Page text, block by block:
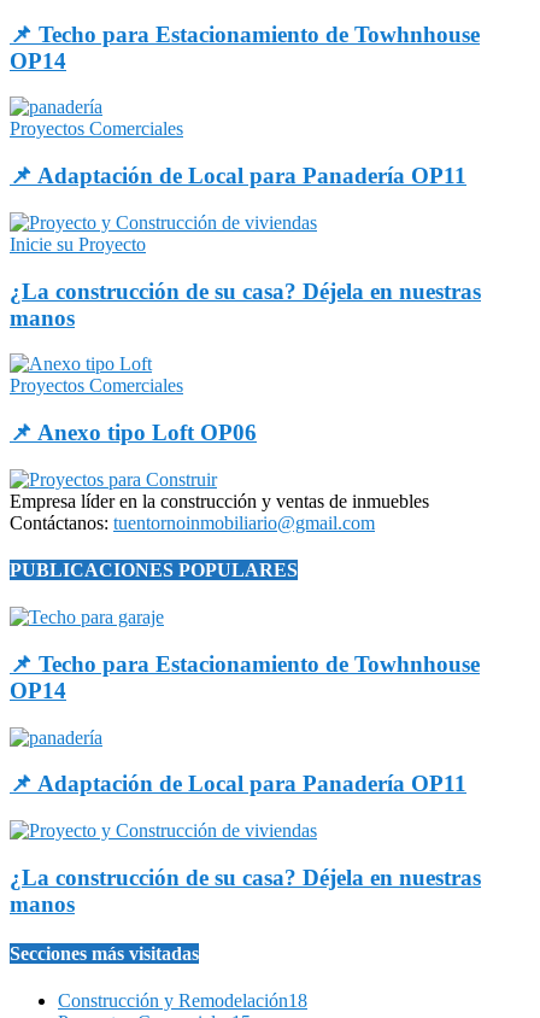
📌 Techo para Estacionamiento de Towhnhouse
OP14
Proyectos Comerciales
📌 Adaptación de Local para Panadería OP11
Inicie su Proyecto
¿La construcción de su casa? Déjela en nuestras
manos
Proyectos Comerciales
📌 Anexo tipo Loft OP06
Empresa líder en la construcción y ventas de inmuebles
Contáctanos: tuentornoinmobiliario@gmail.com
PUBLICACIONES POPULARES
📌 Techo para Estacionamiento de Towhnhouse
OP14
📌 Adaptación de Local para Panadería OP11
¿La construcción de su casa? Déjela en nuestras
manos
Secciones más visitadas
Construcción y Remodelación18